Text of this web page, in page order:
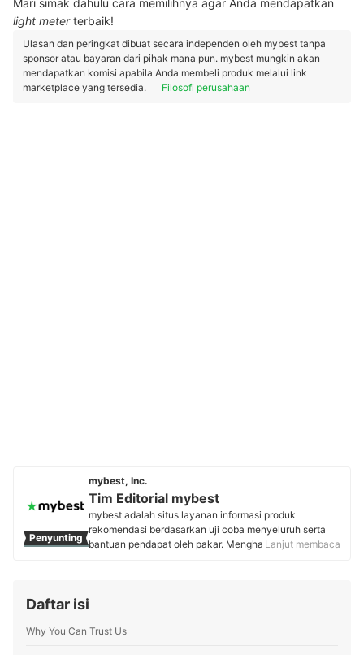
Mari simak dahulu cara memilihnya agar Anda mendapatkan
light meterterbaik!
Ulasan dan peringkat dibuat secara independen oleh mybest tanpa
sponsor atau bayaran dari pihak mana pun. mybest mungkin akan
mendapatkan komisi apabila Anda membeli produk melalui link
marketplace yang tersedia.
Filosofi perusahaan
Penyunting
mybest, Inc.
Tim Editorial mybest
mybest adalah situs layanan informasi produk
rekomendasi berdasarkan uji coba menyeluruh serta
bantuan pendapat oleh pakar. Menghasilkan konten
Profil Tim Editorial mybest
Lanjut membaca
Daftar isi
Why You Can Trust Us